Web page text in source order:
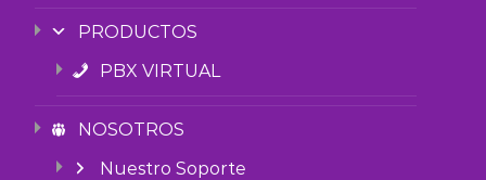
PRODUCTOS
PBX VIRTUAL
NOSOTROS
Nuestro Soporte